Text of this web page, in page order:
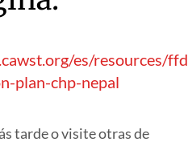
es/resources/
plan-chp-nepal
tarde o visite otras de